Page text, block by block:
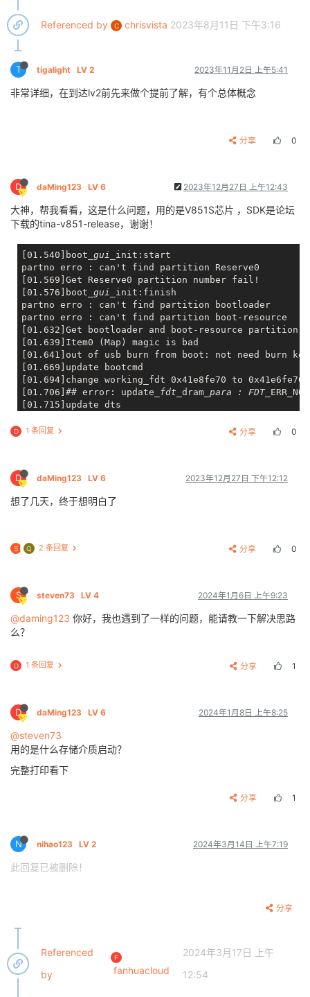
Referenced by C chrisvista 2023年8月11日 下午3:16
T tigalight LV 2 2023年11月2日 上午5:41
非常详细，在到达lv2前先来做个提前了解，有个总体概念
分享 0
D daMing123 LV 6 2023年12月27日 上午12:43
大神，帮我看看，这是什么问题，用的是V851S芯片 ，SDK是论坛
下载的tina-v851-release，谢谢！
[01.540]boot _gui_ init:start
partno erro : can't find partition Reserve0
[01.569]Get Reserve0 partition number fail!
[01.576]boot _gui_ init:finish
partno erro : can't find partition bootloader
partno erro : can't find partition boot-resource
[01.632]Get bootloader and boot-resource partition
[01.639]Item0 (Map) magic is bad
[01.641]out of usb burn from boot: not need burn key
[01.669]update bootcmd
[01.694]change working_fdt 0x41e8fe70 to 0x41e6fe70
[01.706]## error: update _fdt_ dram _para : FDT_
[01.715]update dts
input addr exceed dram scope
[    0.000000] Booting Linux on physical CPU 0x0
[    0.000000] Linux version 4.9.191 (lin@lin-
[    0.000000] CPU: PIPT / VIPT nonaliasing data
[    0.000000] OF: fdt:Machine model: sun8iw21
[    0.000000] On node 0 totalpages: 16384
[    0.000000] free
[    0.000000]   Normal zone: 128 pages used for
[    0.000000]   Normal zone: 0 pages reserved
[    0.000000] psci: PSCIv1.0 detected in firmware.
[    0.000000] psci: SMC Calling Convention v1.0
[    0.000000] CPU: All CPU(s) started in SVC mode.
[    0.000000] pcpu-alloc: [0] 0
[    0.000000] Built 1 zonelists in Zone order,
[    0.000000] Kernel command line: ubi.mtd=sys
[    0.000000] PID hash table entries: 256 (order: -
[    0.000000] Dentry cache hash table entries:
[    0.000000] Inode-cache hash table entries:
[    0.000000]     vector  : 0xffff0000 -
[    0.000000]     fixmap  : 0xffc00000 -
[    0.000000]     vmalloc : 0xc4800000 -
[    0.000000]     modules : 0xbf000000 -
[    0.000000]       .text : 0xc0008000 -
[    0.000000]        .bss : 0xc0a50368 -
[    0.000000] SLUB: HWalign=64, Order=0-3,
[    0.000000] Preemptible hierarchical RCU
D 1 条回复 分享 0
D daMing123 LV 6 2023年12月27日 下午12:12
想了几天，终于想明白了
S Q 2 条回复 分享 0
S steven73 LV 4 2024年1月6日 上午9:23
@daming123 你好，我也遇到了一样的问题，能请教一下解决思路
么？
D 1 条回复 分享 1
D daMing123 LV 6 2024年1月8日 上午8:25
@steven73
用的是什么存储介质启动？
完整打印看下
分享 1
N nihao123 LV 2 2024年3月14日 上午7:19
此回复已被删除！
分享
Referenced
by
F
fanhuacloud
2024年3月17日 上午
12:54